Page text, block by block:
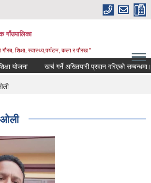
गाँउपालिका
शिक्षा, स्वास्थ्य,पर्यटन, कला र पौरख "
योजना खर्च गर्ने अख्तियारी प्रदान गरिएको सम्बन्धमा।
ओली